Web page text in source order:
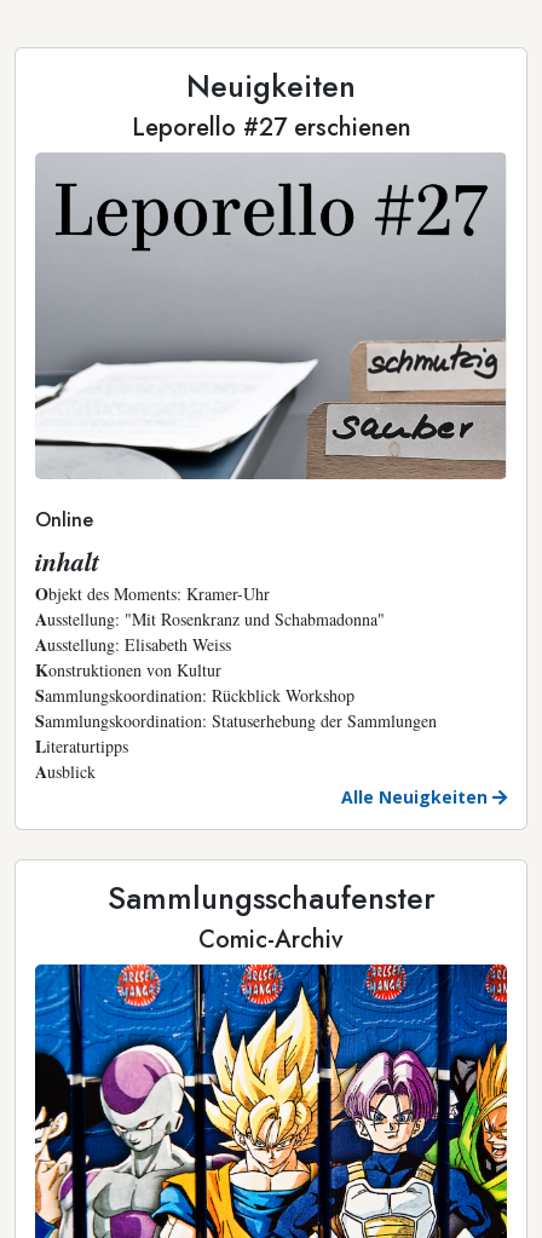
Neuigkeiten
Leporello #27 erschienen
Online
inhalt
Objekt des Moments: Kramer-Uhr
Ausstellung: "Mit Rosenkranz und Schabmadonna"
Ausstellung: Elisabeth Weiss
Konstruktionen von Kultur
Sammlungskoordination: Rückblick Workshop
Sammlungskoordination: Statuserhebung der Sammlungen
Literaturtipps
Ausblick
Alle Neuigkeiten
Sammlungsschaufenster
Comic-Archiv